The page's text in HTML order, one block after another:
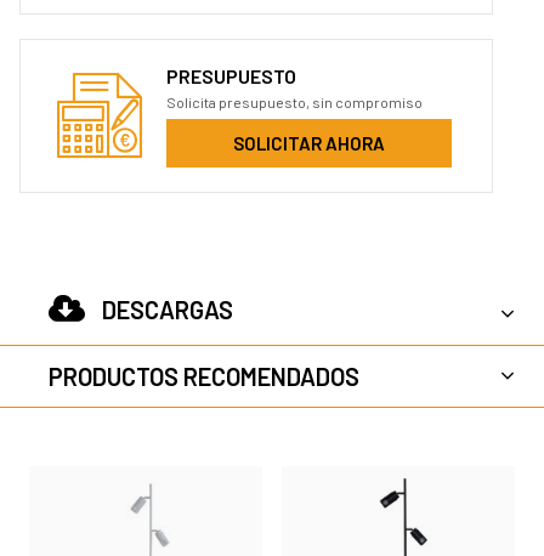
PRESUPUESTO
Solicita presupuesto, sin compromiso
SOLICITAR AHORA
DESCARGAS
PRODUCTOS RECOMENDADOS